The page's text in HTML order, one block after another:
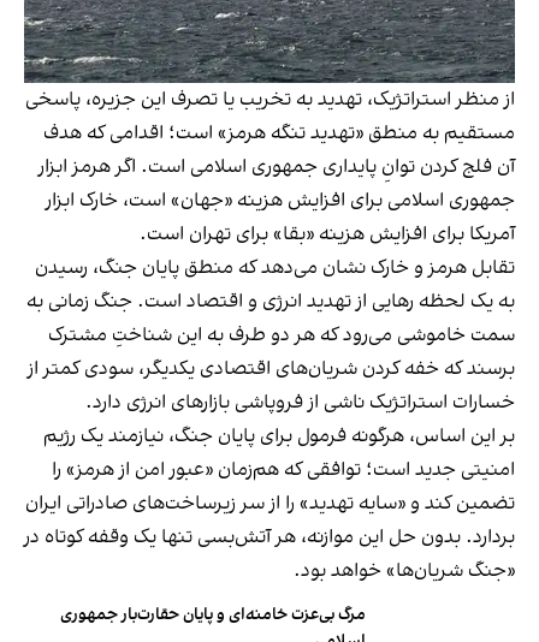
از منظر استراتژیک، تهدید به تخریب یا تصرف این جزیره، پاسخی
مستقیم به منطق «تهدید تنگه هرمز» است؛ اقدامی که هدف
آن فلج کردن توانِ پایداری جمهوری اسلامی است. اگر هرمز ابزار
جمهوری اسلامی برای افزایش هزینه «جهان» است، خارک ابزار
آمریکا برای افزایش هزینه «بقا» برای تهران است.
تقابل هرمز و خارک نشان می‌دهد که منطق پایان جنگ، رسیدن
به یک لحظه رهایی از تهدید انرژی و اقتصاد است. جنگ زمانی به
سمت خاموشی می‌رود که هر دو طرف به این شناختِ مشترک
برسند که خفه کردن شریان‌های اقتصادی یکدیگر، سودی کمتر از
خسارات استراتژیک ناشی از فروپاشی بازارهای انرژی دارد.
بر این اساس، هرگونه فرمول برای پایان جنگ، نیازمند یک رژیم
امنیتی جدید است؛ توافقی که هم‌زمان «عبور امن از هرمز» را
تضمین کند و «سایه تهدید» را از سر زیرساخت‌های صادراتی ایران
بردارد. بدون حل این موازنه، هر آتش‌بسی تنها یک وقفه کوتاه در
«جنگ شریان‌ها» خواهد بود.
مرگ بی‌عزت خامنه‌ای و پایان حقارت‌بار جمهوری